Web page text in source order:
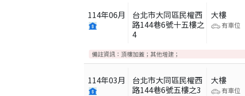
114年06月
台北市大同區民權西
路144巷6號十五樓之
4
大樓
有車位
備註資訊： 頂樓加蓋；其他增建；
114年03月
台北市大同區民權西
路144巷6號五樓之3
大樓
有車位